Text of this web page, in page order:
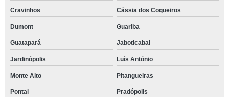
Cravinhos Cássia dos Coqueiros
Dumont Guariba
Guatapará Jaboticabal
Jardinópolis Luís Antônio
Monte Alto Pitangueiras
Pontal Pradópolis